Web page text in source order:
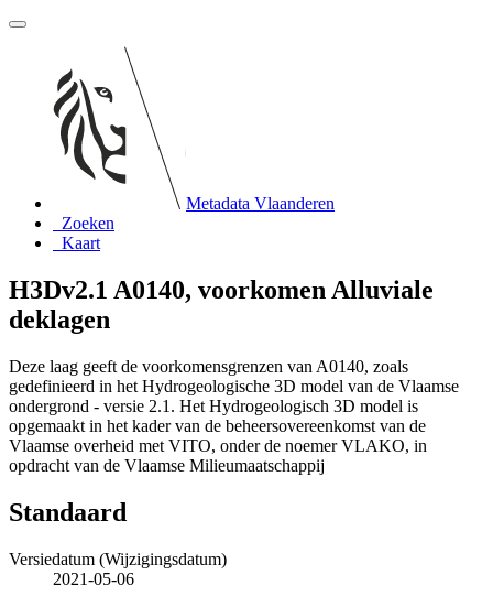
Metadata Vlaanderen
Zoeken
Kaart
H3Dv2.1 A0140, voorkomen Alluviale
deklagen
Deze laag geeft de voorkomensgrenzen van A0140, zoals
gedefinieerd in het Hydrogeologische 3D model van de Vlaamse
ondergrond - versie 2.1. Het Hydrogeologisch 3D model is
opgemaakt in het kader van de beheersovereenkomst van de
Vlaamse overheid met VITO, onder de noemer VLAKO, in
opdracht van de Vlaamse Milieumaatschappij
Standaard
Versiedatum (Wijzigingsdatum)
2021-05-06